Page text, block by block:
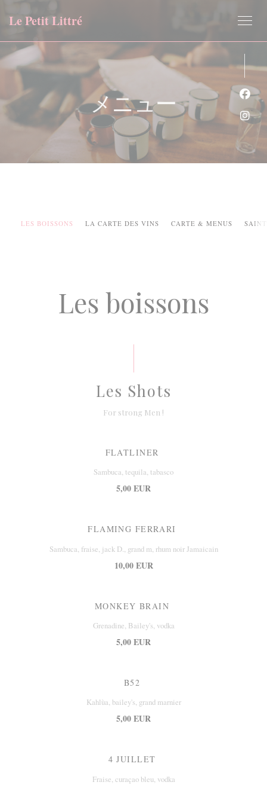
Le Petit Littré
メニュー
LES BOISSONS LA CARTE DES VINS CARTE & MENUS
Les boissons
Les Shots
For strong Men !
FLATLINER
Sambuca, tequila, tabasco
5,00 EUR
FLAMING FERRARI
Sambuca, fraise, jack D., grand m, rhum noir Jamaicain
10,00 EUR
MONKEY BRAIN
Grenadine, Bailey's, vodka
5,00 EUR
B52
Kahlùa, bailey's, grand marnier
5,00 EUR
4 JUILLET
Fraise, curaçao bleu, vodka